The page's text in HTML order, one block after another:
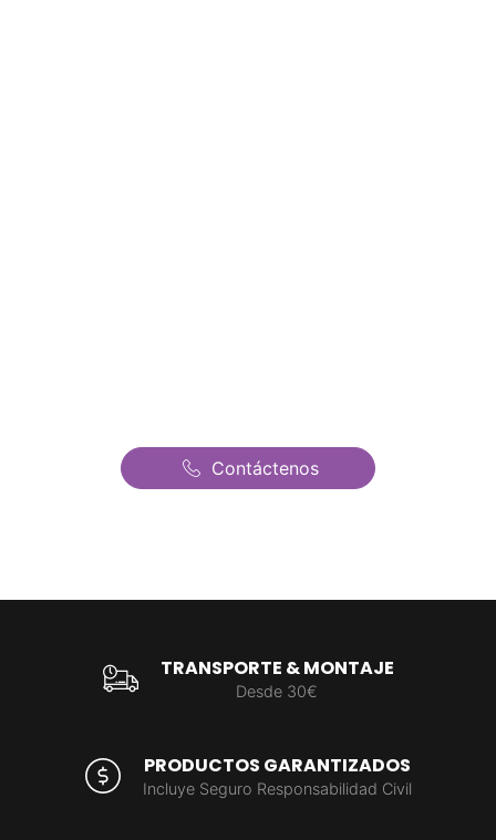
Contáctenos
TRANSPORTE & MONTAJE
Desde 30€
PRODUCTOS GARANTIZADOS
Incluye Seguro Responsabilidad Civil